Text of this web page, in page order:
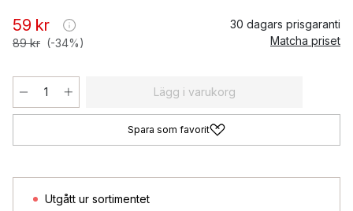
59 kr
89 kr (-34%)
30 dagars prisgaranti
Matcha priset
Lägg i varukorg
Spara som favorit
Utgått ur sortimentet